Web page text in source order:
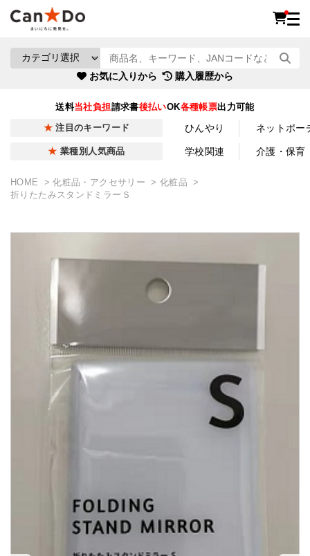
お気に入りから 購入履歴から
送料当社負担請求書後払いOK各種帳票出力可能
注目のキーワード ひんやり ネットポー
業種別人気商品 学校関連 介護・保育
HOME 化粧品・アクセサリー
化粧品
折りたたみスタンドミラーＳ